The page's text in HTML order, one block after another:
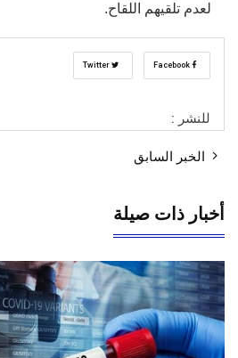
لعدم تلقيهم اللقاح.
للنشر :
الخبر السابق
أخبار ذات صيلة